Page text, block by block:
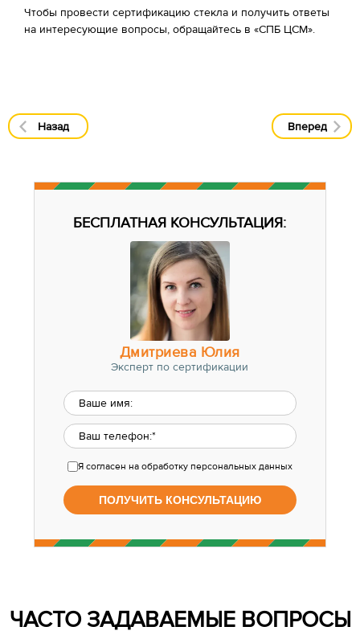
Чтобы провести сертификацию стекла и получить ответы
на интересующие вопросы, обращайтесь в «СПБ ЦСМ».
Назад Вперед
БЕСПЛАТНАЯ КОНСУЛЬТАЦИЯ:
Дмитриева Юлия
Эксперт по сертификации
Я согласен на обработку персональных данных
ЧАСТО ЗАДАВАЕМЫЕ ВОПРОСЫ